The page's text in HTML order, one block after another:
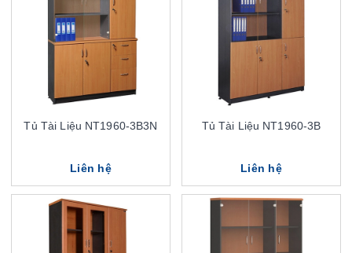
Tủ Tài Liệu NT1960-3B3N
Liên hệ
Tủ Tài Liệu NT1960-3B
Liên hệ